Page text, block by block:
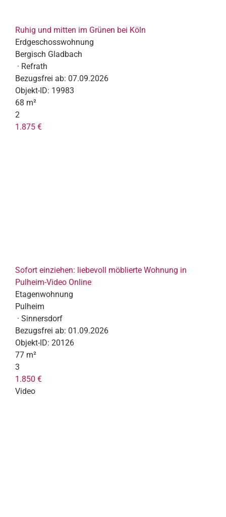
Ruhig und mitten im Grünen bei Köln
Erdgeschosswohnung
Bergisch Gladbach
· Refrath
Bezugsfrei ab: 07.09.2026
Objekt-ID: 19983
68 m²
2
1.875 €
Sofort einziehen: liebevoll möblierte Wohnung in
Pulheim-Video Online
Etagenwohnung
Pulheim
· Sinnersdorf
Bezugsfrei ab: 01.09.2026
Objekt-ID: 20126
77 m²
3
1.850 €
Video